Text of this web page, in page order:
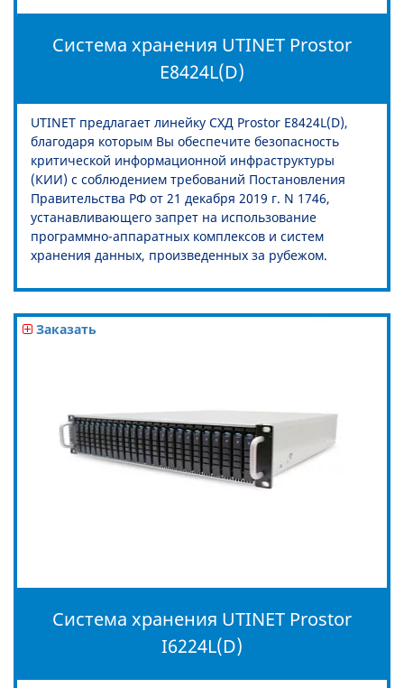
Система хранения UTINET Prostor
E8424L(D)
UTINET предлагает линейку СХД Prostor E8424L(D),
благодаря которым Вы обеспечите безопасность
критической информационной инфраструктуры
(КИИ) с соблюдением требований Постановления
Правительства РФ от 21 декабря 2019 г. N 1746,
устанавливающего запрет на использование
программно-аппаратных комплексов и систем
хранения данных, произведенных за рубежом.
Заказать
Система хранения UTINET Prostor
I6224L(D)